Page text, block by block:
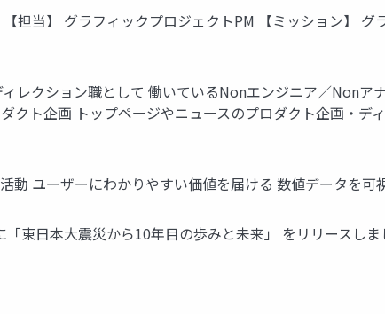
担当】 グラフィックプロジェクトPM 【ミッション】
レクション職として 働いているNonエンジニア／Non
クト企画 トップページやニュースのプロダクト企画・
動 ユーザーにわかりやすい価値を届ける 数値データを
東⽇本⼤震災から10年⽬の歩みと未来」 をリリースし